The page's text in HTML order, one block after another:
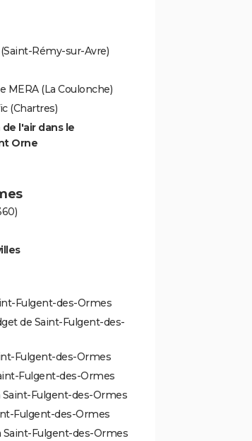
Rémy-sur-Avre)
MERA (La Coulonche)
(Chartres)
l'air dans le
Orne
Fulgent-des-Ormes
de Saint-Fulgent-des-
Fulgent-des-Ormes
Fulgent-des-Ormes
Saint-Fulgent-des-Ormes
Fulgent-des-Ormes
Saint-Fulgent-des-Ormes